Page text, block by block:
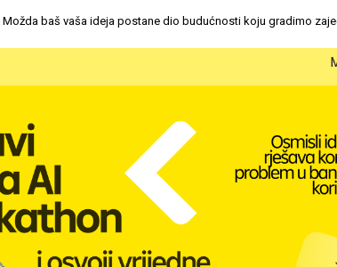
baš vaša ideja postane dio budućnosti koju gradimo